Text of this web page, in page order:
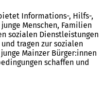
Informations-, Hilfs-,
Menschen, Familien
sozialen Dienstleistungen
tragen zur sozialen
Mainzer Bürger:innen
schaffen und